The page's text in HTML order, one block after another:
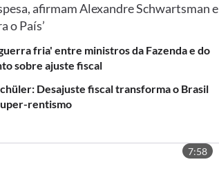
afirmam Alexandre Schwartsman e
o País’
fria' entre ministros da Fazenda e do
sobre ajuste fiscal
Desajuste fiscal transforma o Brasil
rentismo
7:58